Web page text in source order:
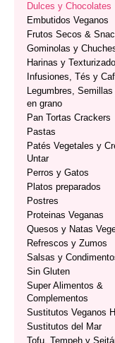
Dulces y Chocolates
Embutidos Veganos
Frutos Secos &
Gominolas y
Harinas y
Infusiones, Tés y
Legumbres,
en grano
Pan Tortas Crackers
Pastas
Patés Vegetales y
Untar
Perros y Gatos
Platos preparados
Postres
Proteinas Veganas
Quesos y Natas
Refrescos y Zumos
Salsas y
Sin Gluten
Super Alimentos &
Complementos
Sustitutos Veganos
Sustitutos del Mar
Tofu, Tempeh y